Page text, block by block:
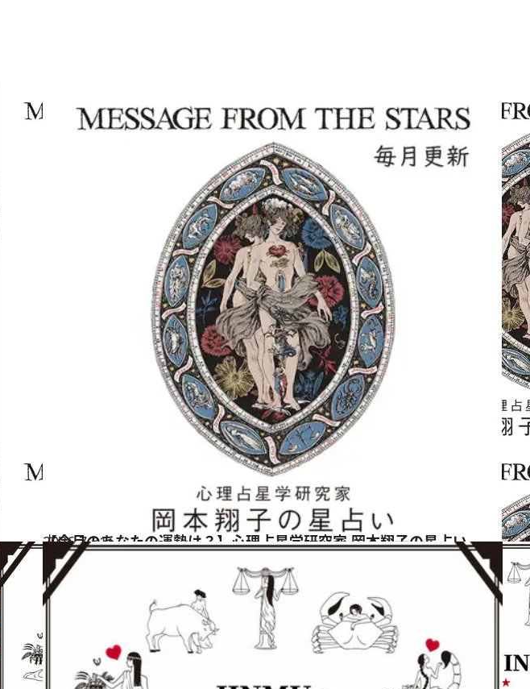
2026.7.31
【今月のあなたの運勢は？】心理占星学研究家 岡本翔子の星占い
占い